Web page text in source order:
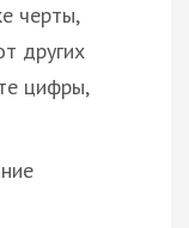
черты,
других
цифры,